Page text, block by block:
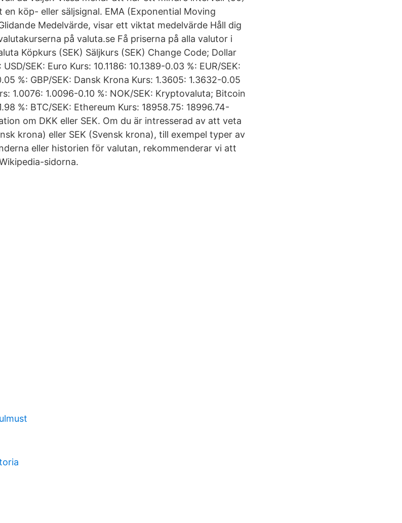
köp- eller säljsignal. EMA (Exponential Moving
Medelvärde, visar ett viktat medelvärde Håll dig
på valuta.se Få priserna på alla valutor i
Köpkurs (SEK) Säljkurs (SEK) Change Code; Dollar
SEK: Euro Kurs: 10.1186: 10.1389-0.03 %: EUR/SEK:
%: GBP/SEK: Dansk Krona Kurs: 1.3605: 1.3632-0.05
1.0076: 1.0096-0.10 %: NOK/SEK: Kryptovaluta; Bitcoin
%: BTC/SEK: Ethereum Kurs: 18958.75: 18996.74-
om DKK eller SEK. Om du är intresserad av att veta
krona) eller SEK (Svensk krona), till exempel typer av
eller historien för valutan, rekommenderar vi att
sidorna.